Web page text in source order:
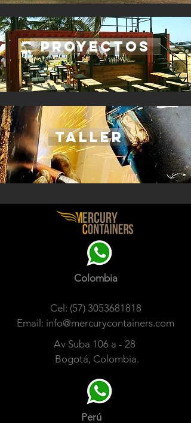
PROYECTOS
TALLER
Colombia
Cel: (57) 3053681818
Email: info@mercurycontainers.com
Av Suba 106 a - 28
Bogotá, Colombia.
Perú